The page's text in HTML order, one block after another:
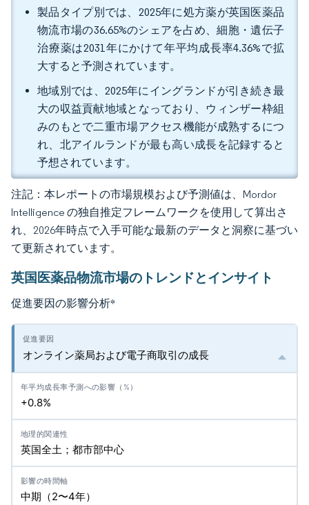
製品タイプ別では、2025年に処方薬が英国医薬品
物流市場の36.65%のシェアを占め、細胞・遺伝子
治療薬は2031年にかけて年平均成長率4.36%で拡
大すると予測されています。
地域別では、2025年にイングランドが引き続き最
大の収益貢献地域となっており、ウィンザー枠組
みのもとで二重市場アクセス機能が成熟するにつ
れ、北アイルランドが最も高い成長を記録すると
予想されています。
注記：本レポートの市場規模および予測値は、Mordor
Intelligence の独自推定フレームワークを使用して算出さ
れ、2026年時点で入手可能な最新のデータと洞察に基づい
て更新されています。
英国医薬品物流市場のトレンドとインサイト
促進要因の影響分析*
オンライン薬局および電子商取引の成長
+0.8%
英国全土；都市部中心
中期（2〜4年）